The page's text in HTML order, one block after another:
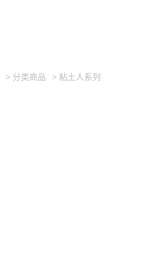
> 分类商品 > 粘土人系列